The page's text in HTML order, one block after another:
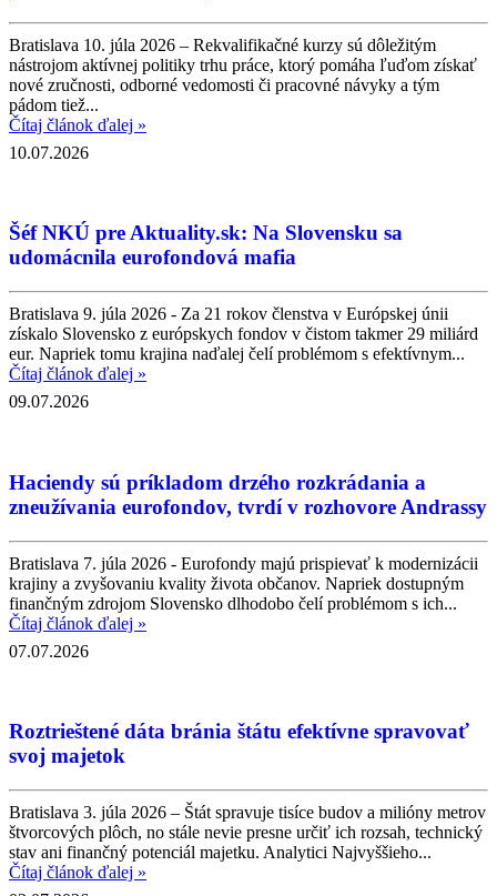
Bratislava 10. júla 2026 – Rekvalifikačné kurzy sú dôležitým
nástrojom aktívnej politiky trhu práce, ktorý pomáha ľuďom získať
nové zručnosti, odborné vedomosti či pracovné návyky a tým
pádom tiež...
Čítaj článok ďalej »
10.07.2026
Šéf NKÚ pre Aktuality.sk: Na Slovensku sa
udomácnila eurofondová mafia
Bratislava 9. júla 2026 - Za 21 rokov členstva v Európskej únii
získalo Slovensko z európskych fondov v čistom takmer 29 miliárd
eur. Napriek tomu krajina naďalej čelí problémom s efektívnym...
Čítaj článok ďalej »
09.07.2026
Haciendy sú príkladom drzého rozkrádania a
zneužívania eurofondov, tvrdí v rozhovore Andrassy
Bratislava 7. júla 2026 - Eurofondy majú prispievať k modernizácii
krajiny a zvyšovaniu kvality života občanov. Napriek dostupným
finančným zdrojom Slovensko dlhodobo čelí problémom s ich...
Čítaj článok ďalej »
07.07.2026
Roztrieštené dáta bránia štátu efektívne spravovať
svoj majetok
Bratislava 3. júla 2026 – Štát spravuje tisíce budov a milióny metrov
štvorcových plôch, no stále nevie presne určiť ich rozsah, technický
stav ani finančný potenciál majetku. Analytici Najvyššieho...
Čítaj článok ďalej »